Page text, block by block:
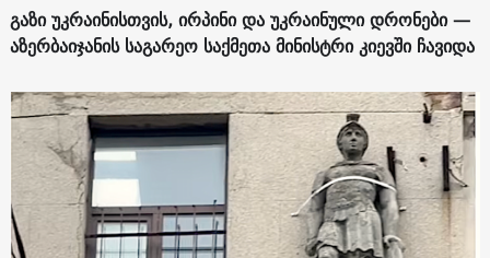
გაზი უკრაინისთვის, ირპინი და უკრაინული დრონები —
აზერბაიჯანის საგარეო საქმეთა მინისტრი კიევში ჩავიდა